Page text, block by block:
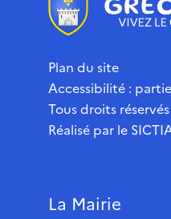
Plan du site
Accessibilité :
Tous droits
Réalisé par le
La Mairie